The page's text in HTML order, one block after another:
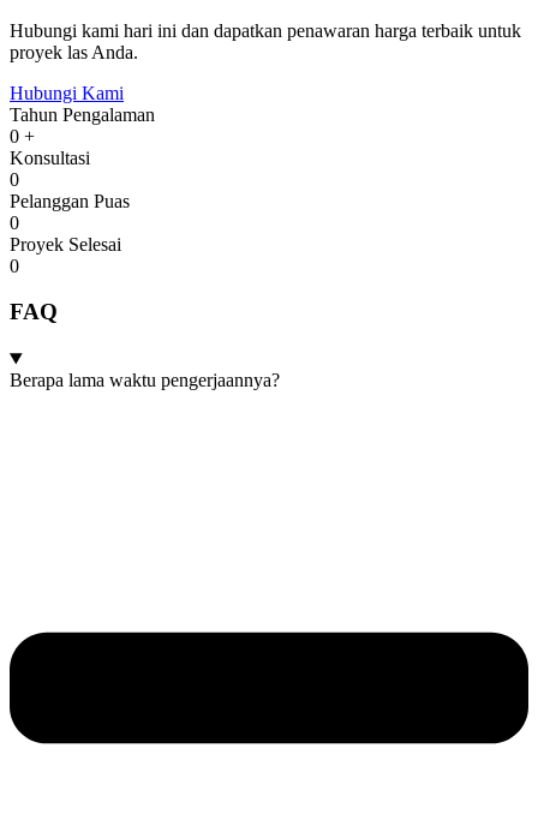
Hubungi kami hari ini dan dapatkan penawaran harga terbaik untuk
proyek las Anda.
Hubungi Kami
Tahun Pengalaman
0 +
Konsultasi
0
Pelanggan Puas
0
Proyek Selesai
0
FAQ
Berapa lama waktu pengerjaannya?